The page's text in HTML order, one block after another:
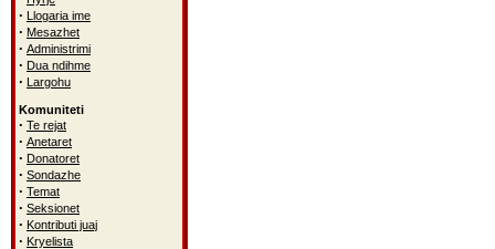
· Llogaria ime
· Mesazhet
· Administrimi
· Dua ndihme
· Largohu
Komuniteti
· Te rejat
· Anetaret
· Donatoret
· Sondazhe
· Temat
· Seksionet
· Kontributi juaj
· Kryelista